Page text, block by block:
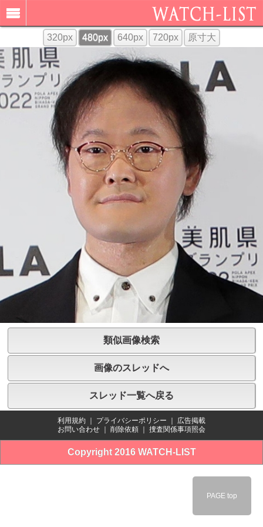
320px 480px 640px 720px 原寸大
類似画像検索
画像のスレッドへ
スレッド一覧へ戻る
利用規約 プライバシーポリシー
広告掲載
お問い合わせ
削除依頼 捜査関係事項照会
Copyright 2016 WATCH-LIST
PAGE top